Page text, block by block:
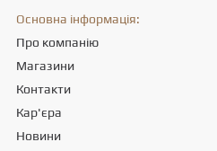
Основна інформація:
Про компанію
Магазини
Контакти
Кар'єра
Новини